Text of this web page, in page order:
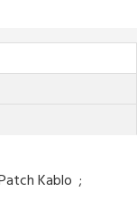
Kablo ;